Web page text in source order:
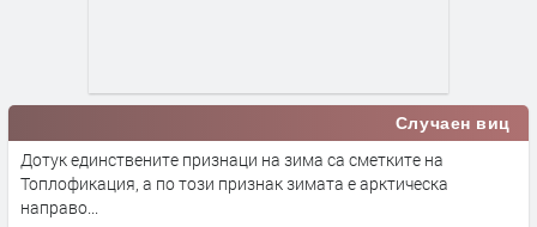
Случаен виц
Дотук единствените признаци на зима са сметките на
Топлофикация, а по този признак зимата е арктическа
направо...